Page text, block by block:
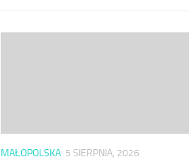
MAŁOPOLSKA 5 SIERPNIA, 2026